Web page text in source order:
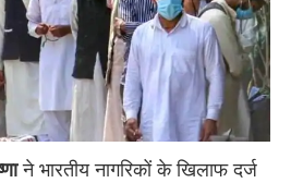
ने भारतीय नागरिकों के खिलाफ दर्ज